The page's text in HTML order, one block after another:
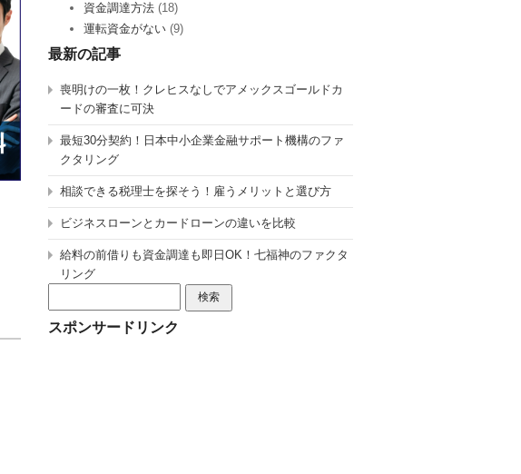
資金調達方法 (18)
運転資金がない (9)
最新の記事
喪明けの一枚！クレヒスなしでアメックスゴールドカ
ードの審査に可決
最短30分契約！日本中小企業金融サポート機構のファ
クタリング
相談できる税理士を探そう！雇うメリットと選び方
ビジネスローンとカードローンの違いを比較
給料の前借りも資金調達も即日OK！七福神のファクタ
リング
索:
スポンサードリンク